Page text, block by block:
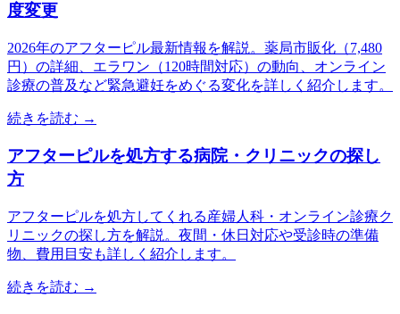
度変更
2026年のアフターピル最新情報を解説。薬局市販化（7,480
円）の詳細、エラワン（120時間対応）の動向、オンライン
診療の普及など緊急避妊をめぐる変化を詳しく紹介します。
続きを読む →
アフターピルを処方する病院・クリニックの探し
方
アフターピルを処方してくれる産婦人科・オンライン診療ク
リニックの探し方を解説。夜間・休日対応や受診時の準備
物、費用目安も詳しく紹介します。
続きを読む →